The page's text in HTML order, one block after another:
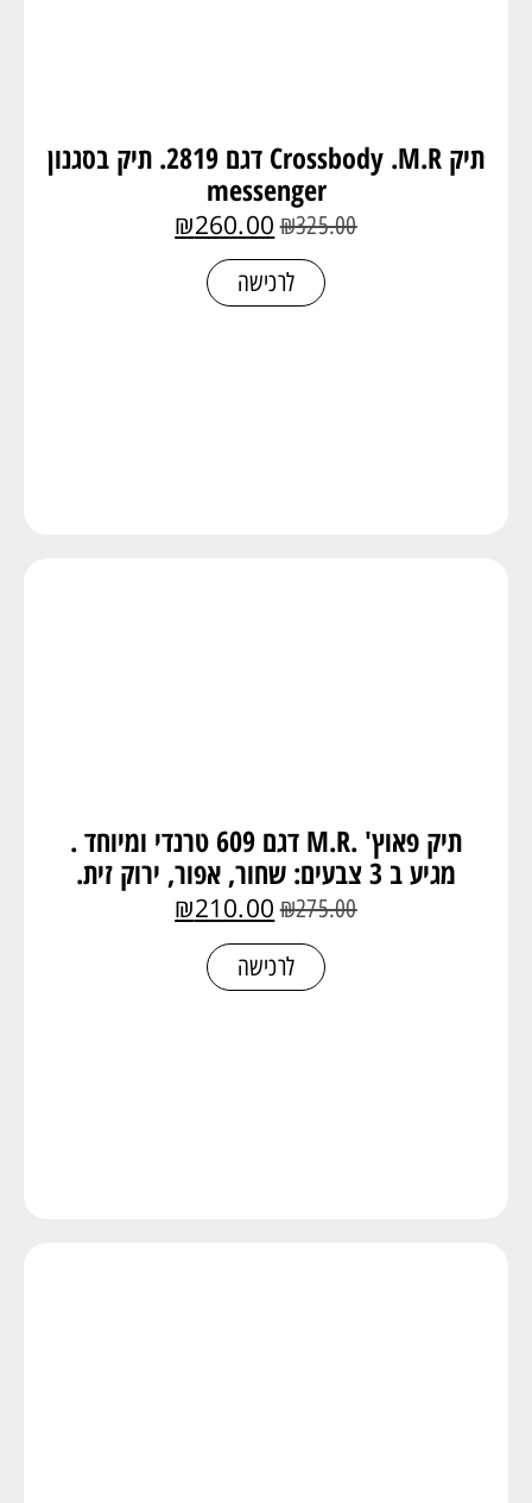
תיק Crossbody .M.R דגם 2819. תיק בסגנון
messenger
₪325.00
₪260.00
לרכישה
תיק פאוץ' .M.R דגם 609 טרנדי ומיוחד .
מגיע ב 3 צבעים: שחור, אפור, ירוק זית.
₪275.00
₪210.00
לרכישה